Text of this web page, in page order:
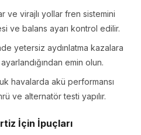
ve virajlı yollar fren sistemini
ve balans ayarı kontrol edilir.
yetersiz aydınlatma kazalara
emin olun.
havalarda akü performansı
ve alternatör testi yapılır.
İçin İpuçları